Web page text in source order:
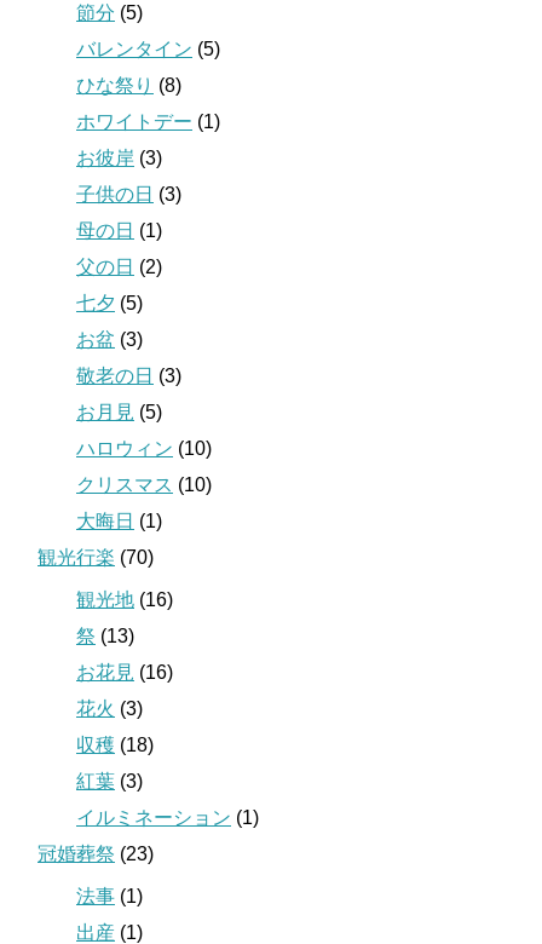
節分 (5)
バレンタイン (5)
ひな祭り (8)
ホワイトデー (1)
お彼岸 (3)
子供の日 (3)
母の日 (1)
父の日 (2)
七夕 (5)
お盆 (3)
敬老の日 (3)
お月見 (5)
ハロウィン (10)
クリスマス (10)
大晦日 (1)
観光行楽 (70)
観光地 (16)
祭 (13)
お花見 (16)
花火 (3)
収穫 (18)
紅葉 (3)
イルミネーション (1)
冠婚葬祭 (23)
法事 (1)
出産 (1)